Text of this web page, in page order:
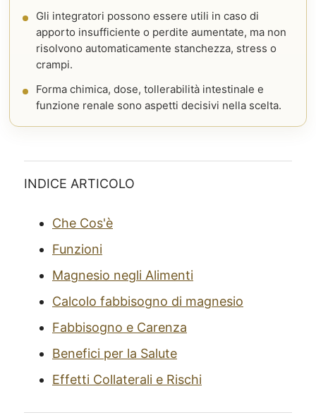
Gli integratori possono essere utili in caso di
apporto insufficiente o perdite aumentate, ma non
risolvono automaticamente stanchezza, stress o
crampi.
Forma chimica, dose, tollerabilità intestinale e
funzione renale sono aspetti decisivi nella scelta.
INDICE ARTICOLO
Che Cos'è
Funzioni
Magnesio negli Alimenti
Calcolo fabbisogno di magnesio
Fabbisogno e Carenza
Benefici per la Salute
Effetti Collaterali e Rischi